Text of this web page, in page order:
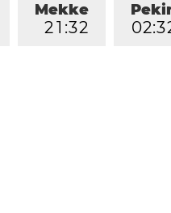
02:3
Mekke
21 :32